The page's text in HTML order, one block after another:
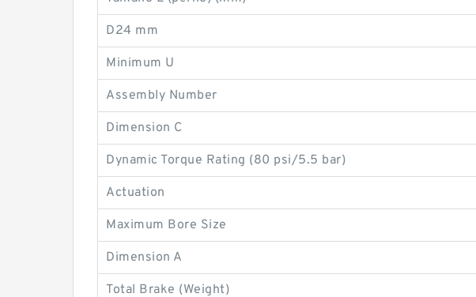
D24 mm
Minimum U
Assembly Number
Dimension C
Dynamic Torque Rating (80 psi/5.5 bar)
Actuation
Maximum Bore Size
Dimension A
Total Brake (Weight)